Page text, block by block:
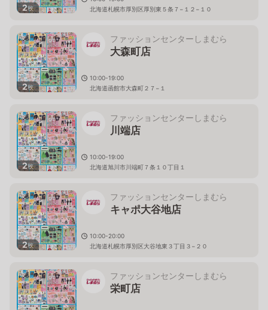
2枚
北海道札幌市厚別区厚別東５条７−１２−１０
2枚
ファッションセンターしまむら
大森町店
10:00-19:00
北海道函館市大森町２７−１
2枚
ファッションセンターしまむら
川端店
10:00-19:00
北海道旭川市川端町７条１０丁目１
2枚
ファッションセンターしまむら
キャポ大谷地店
10:00-20:00
北海道札幌市厚別区大谷地東３丁目３−２０
ファッションセンターしまむら
栄町店